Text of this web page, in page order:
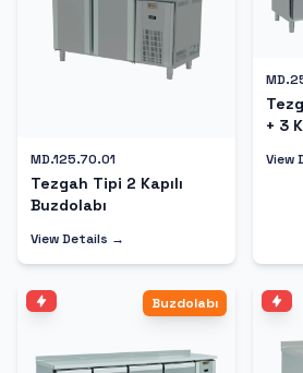
MD.125.70.01
Tezgah Tipi 2 Kapılı
Buzdolabı
View Details →
+ 3
View
Buzdolabı